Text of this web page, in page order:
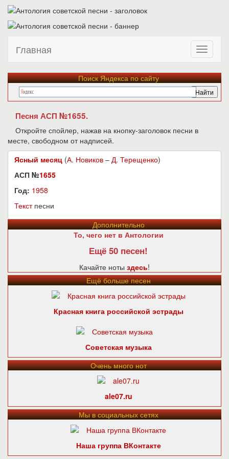
Главная
Поиск Яндекса по сайту
Песня АСП №1655.
Откройте спойлер, нажав на кнопку-заголовок песни в
месте, свободном от надписей.
Ясный месяц (А. Новиков – Д. Терещенко)
АСП №1655
Год: 1958
Текстпесни
Дополнительно
То, чего нет в Антологии
Ещё 50 песен!
Качайте ноты здесь!
Ещё больше песен
Красная книга российской эстрады
Советская музыка
Очень много нот
ale07.ru
Мы в социальных сетях
Наша группа ВКонтакте